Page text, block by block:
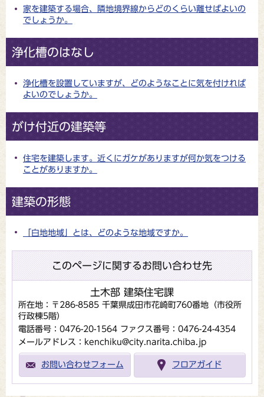
家を建築する場合、隣地境界線からどのくらい離せばよいの
でしょうか。
浄化槽のはなし
浄化槽を設置していますが、どのようなことに気を付ければ
よいのでしょうか。
がけ付近の建築等
住宅を建築します。近くにガケがありますが何か気をつける
ことがありますか。
建築の形態
「白地地域」とは、どのような地域ですか。
このページに関するお問い合わせ先
土木部 建築住宅課
所在地：〒286-8585 千葉県成田市花崎町760番地（市役所
行政棟5階）
電話番号：0476-20-1564 ファクス番号：0476-24-4354
メールアドレス：kenchiku@city.narita.chiba.jp
お問い合わせフォーム フロアガイド